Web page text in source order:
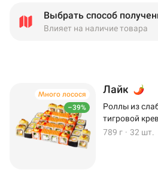
Выбрать способ
Влияет на наличие товара
–39%
Много лосося Лайк
Роллы из
тигровой
789 г · 32 шт.